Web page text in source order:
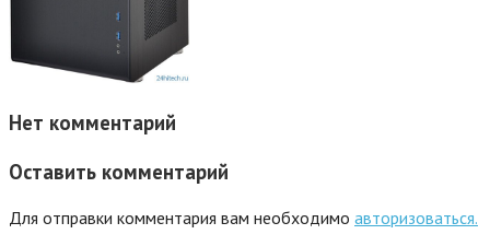
Нет комментарий
Оставить комментарий
Для отправки комментария вам необходимо авторизоваться.